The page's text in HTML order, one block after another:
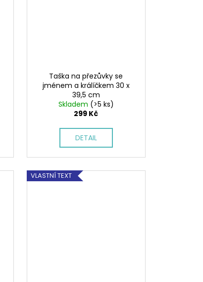
Taška na přezůvky se
jménem a králíčkem 30 x
39,5 cm
Skladem (>5 ks)
299 Kč
DETAIL
VLASTNÍ TEXT